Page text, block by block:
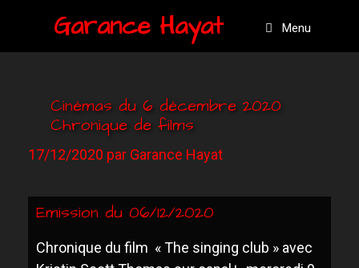
Garance Hayat Menu
Cinémas du 6 décembre 2020
Chronique de films
17/12/2020 par Garance Hayat
Emission du 06/12/2020
Chronique du film « The singing club » avec